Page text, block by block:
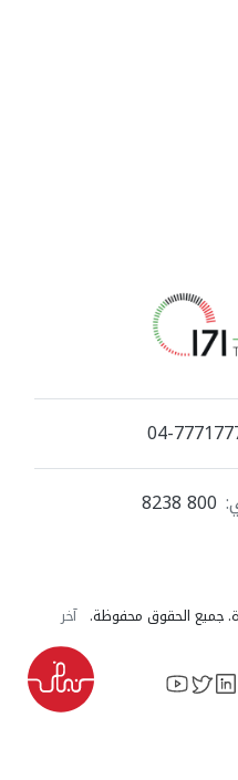
04-
800 8238
آخر
instagram
LinkedIn
X
YouTube